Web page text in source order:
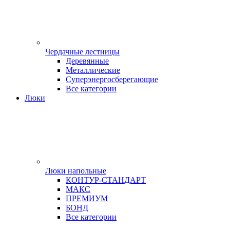
Чердачные лестницы
Деревянные
Металлические
Суперэнергосберегающие
Все категории
Люки
Люки напольные
КОНТУР-СТАНДАРТ
МАКС
ПРЕМИУМ
БОНД
Все категории